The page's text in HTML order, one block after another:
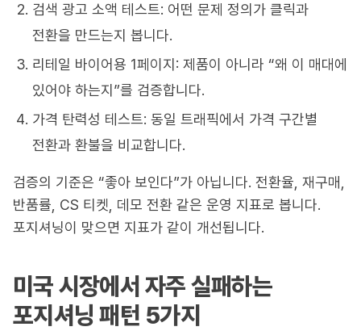
검색 광고 소액 테스트: 어떤 문제 정의가 클릭과
전환을 만드는지 봅니다.
리테일 바이어용 1페이지: 제품이 아니라 “왜 이 매대에
있어야 하는지”를 검증합니다.
가격 탄력성 테스트: 동일 트래픽에서 가격 구간별
전환과 환불을 비교합니다.
검증의 기준은 “좋아 보인다”가 아닙니다. 전환율, 재구매,
반품률, CS 티켓, 데모 전환 같은 운영 지표로 봅니다.
포지셔닝이 맞으면 지표가 같이 개선됩니다.
미국 시장에서 자주 실패하는
포지셔닝 패턴 5가지